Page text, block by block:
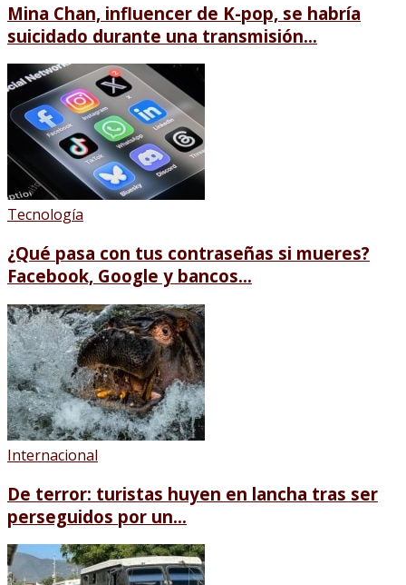
Mina Chan, influencer de K-pop, se habría
suicidado durante una transmisión...
Tecnología
¿Qué pasa con tus contraseñas si mueres?
Facebook, Google y bancos...
Internacional
De terror: turistas huyen en lancha tras ser
perseguidos por un...